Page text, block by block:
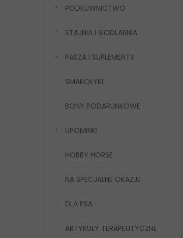
PODKUWNICTWO
STAJNIA I SIODLARNIA
PASZA I SUPLEMENTY
SMAKOŁYKI
BONY PODARUNKOWE
UPOMINKI
HOBBY HORSE
NA SPECJALNE OKAZJE
DLA PSA
ARTYKUŁY TERAPEUTYCZNE